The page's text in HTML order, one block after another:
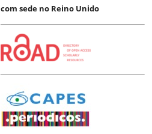
com sede no Reino Unido